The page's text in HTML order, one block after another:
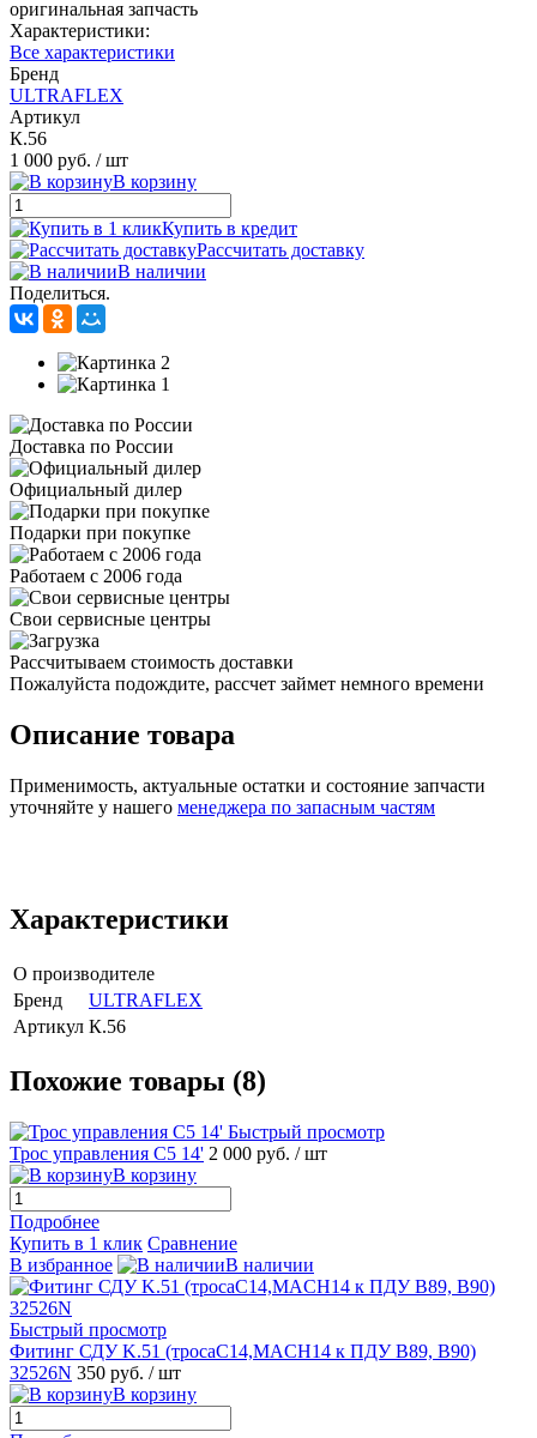
оригинальная запчасть
Характеристики:
Все характеристики
Бренд
ULTRAFLEX
Артикул
К.56
1 000 руб. / шт
В корзину
Купить в кредит
Рассчитать доставку
В наличии
Поделиться.
Доставка по России
Официальный дилер
Подарки при покупке
Работаем с 2006 года
Свои сервисные центры
Рассчитываем стоимость доставки
Пожалуйста подождите, рассчет займет немного времени
Описание товара
Применимость, актуальные остатки и состояние запчасти
уточняйте у нашего менеджера по запасным частям
Характеристики
О производителе
Бренд
ULTRAFLEX
Артикул К.56
Похожие товары (8)
Быстрый просмотр
Трос управления С5 14' 2 000 руб. / шт
В корзину
Подробнее
Купить в 1 клик Сравнение
В избранное
В наличии
Быстрый просмотр
Фитинг СДУ K.51 (тросаC14,MACH14 к ПДУ B89, B90)
32526N 350 руб. / шт
В корзину